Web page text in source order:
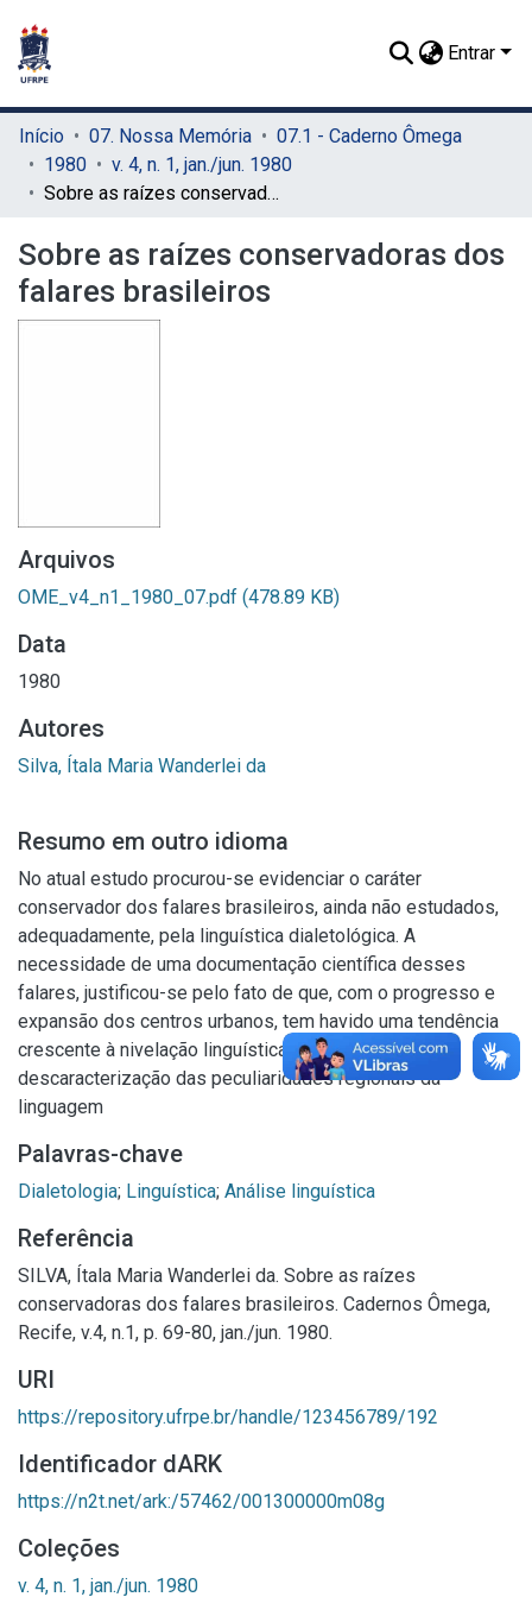
Entrar
Início 07. Nossa Memória
07.1 - Caderno Ômega
1980
v. 4, n. 1, jan./jun. 1980
Sobre as raízes conservadoras dos falares brasileiros
Sobre as raízes conservadoras dos
falares brasileiros
Arquivos
OME_v4_n1_1980_07.pdf (478.89 KB)
Data
1980
Autores
Silva, Ítala Maria Wanderlei da
Resumo em outro idioma
No atual estudo procurou-se evidenciar o caráter
conservador dos falares brasileiros, ainda não estudados,
adequadamente, pela linguística dialetológica. A
necessidade de uma documentação científica desses
falares, justificou-se pelo fato de que, com o progresso e
expansão dos centros urbanos, tem havido uma tendência
crescente à nivelação linguística e conseqüente
descaracterização das peculiaridades regionais da
linguagem
Palavras-chave
Dialetologia; Linguística; Análise linguística
Referência
SILVA, Ítala Maria Wanderlei da. Sobre as raízes
conservadoras dos falares brasileiros. Cadernos Ômega,
Recife, v.4, n.1, p. 69-80, jan./jun. 1980.
URI
https://repository.ufrpe.br/handle/123456789/192
Identificador dARK
https://n2t.net/ark:/57462/001300000m08g
Coleções
v. 4, n. 1, jan./jun. 1980